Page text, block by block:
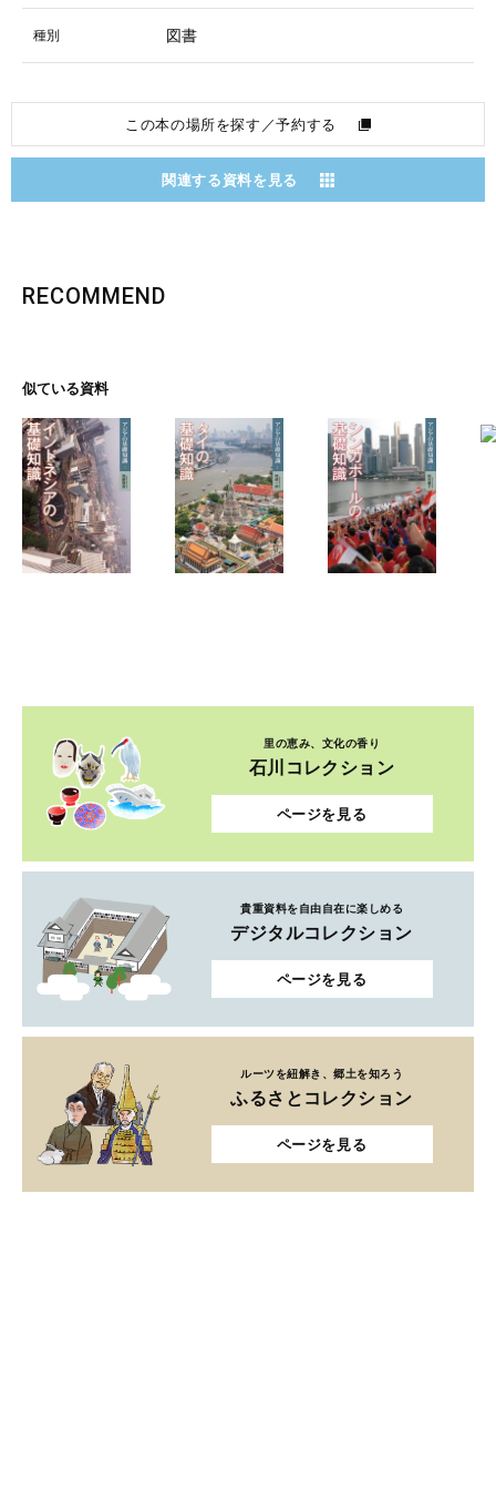
種別 図書
この本の場所を探す／予約する
関連する資料を見る
RECOMMEND
似ている資料
里の恵み、文化の香り
石川コレクション
ページを見る
貴重資料を自由自在に楽しめる
デジタルコレクション
ページを見る
ルーツを紐解き、郷土を知ろう
ふるさとコレクション
ページを見る